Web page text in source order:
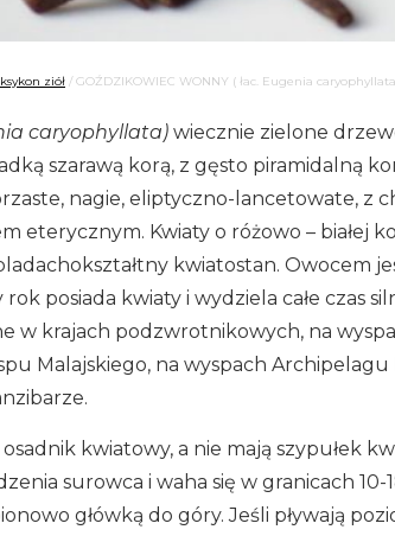
ziół /GOŹDZIKOWIEC WONNY ( łac. Eugenia
caryophyllata) wiecznie zielone
szarawą korą, z gęsto piramidalną
nagie, eliptyczno-lancetowate, z
eterycznym. Kwiaty o różowo – białej
kwiatostan. Owocem
posiada kwiaty i wydziela całe czas
w krajach podzwrotnikowych, na
Malajskiego, na wyspach
kwiatowy, a nie mają szypułek
surowca i waha się w granicach 10-
główką do góry. Jeśli pływają